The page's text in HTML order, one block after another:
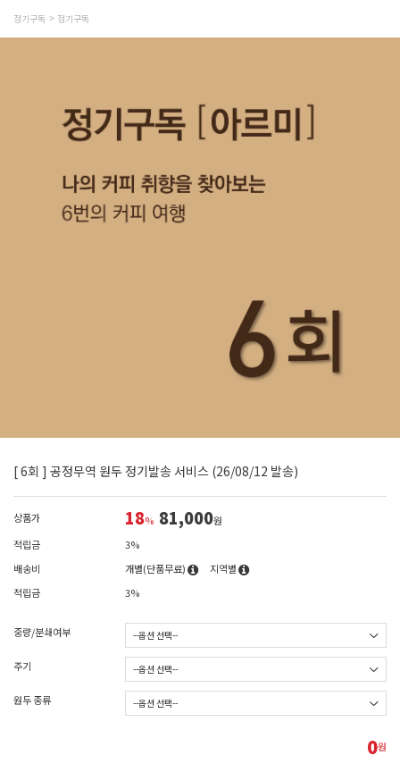
정기구독 정기구독
[ 6회 ] 공정무역 원두 정기발송 서비스 (26/08/12 발송)
상품가 18% 81,000원
적립금
3%
배송비
개별(단품무료)
지역별
적립금
3%
중량/분쇄여부
주기
원두 종류
0원